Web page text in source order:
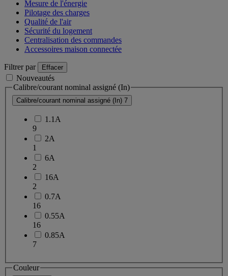
Mesure de l'énergie
Pilotage des charges
Qualité de l'air
Sécurité du logement
Centralisation des commandes
Accessoires maison connectée
Filtrer par Effacer
Nouveautés
Calibre/courant nominal assigné (In)
Calibre/courant nominal assigné (In) 7
1.1A
9
2A
1
6A
2
16A
2
0.7A
16
0.55A
16
0.85A
7
Couleur